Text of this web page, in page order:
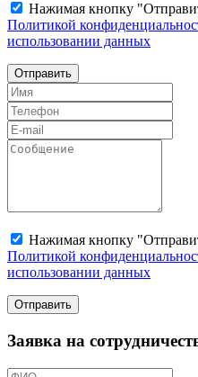
Нажимая кнопку
Политикой
использовании данных
Отправить
Нажимая кнопку
Политикой
использовании данных
Отправить
Заявка на